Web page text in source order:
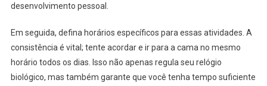
desenvolvimento pessoal.
Em seguida, defina horários específicos para essas atividades. A
consistência é vital; tente acordar e ir para a cama no mesmo
horário todos os dias. Isso não apenas regula seu relógio
biológico, mas também garante que você tenha tempo suficiente